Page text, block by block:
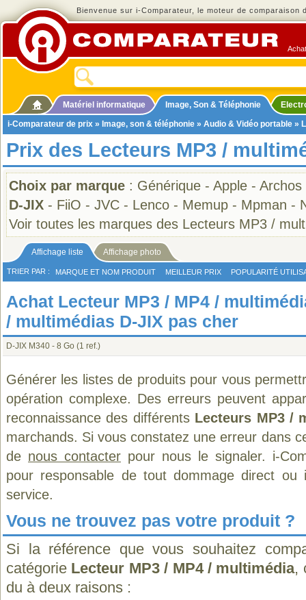
Bienvenue sur i-Comparateur, le moteur de comparaison
Matériel informatique Image, Son & Téléphonie
i-Comparateur de prix » Image, son & téléphonie » Audio & Vidéo portable »
Prix des Lecteurs MP3 /
Choix par marque : Générique - Apple - Archos
D-JIX - FiiO - JVC - Lenco - Memup - Mpman -
Voir toutes les marques des Lecteurs MP3 /
Affichage liste Affichage photo
TRIER PAR : MARQUE ET NOM PRODUIT MEILLEUR PRIX POPULARITÉ
Achat Lecteur MP3 / MP4 /
/ multimédias D-JIX pas cher
D-JIX M340 - 8 Go (1 ref.)
Générer les listes de produits pour vous
opération complexe. Des erreurs peuvent
reconnaissance des différents Lecteurs MP3 /
marchands. Si vous constatez une erreur dans
de nous contacter pour nous le signaler. i-
pour responsable de tout dommage direct
service.
Vous ne trouvez pas votre produit ?
Si la référence que vous souhaitez
catégorie Lecteur MP3 / MP4 / multimédia,
du à deux raisons :